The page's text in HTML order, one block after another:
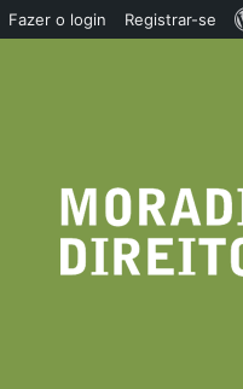
Fazer o login Registrar-se